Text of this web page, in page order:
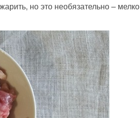
но это необязательно – мелко